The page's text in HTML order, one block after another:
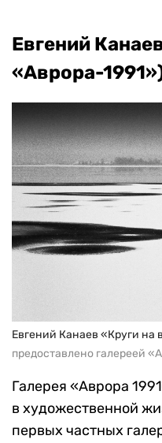
Евгений
«Аврора-
Евгений Канаев «Круги на
предоставлено галереей
Галерея «Аврора
в художественной
первых частных